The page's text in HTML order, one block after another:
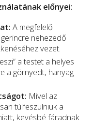
előnyei:
A megfelelő
nehezedő
vezet.
a testet a helyes
a görnyedt, hanyag
Mivel az
túlfeszülniük a
kevésbé fáradnak